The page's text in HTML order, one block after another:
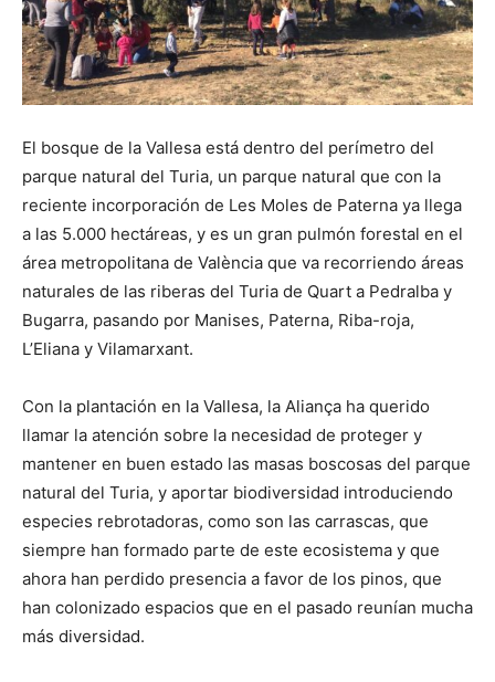
El bosque de la Vallesa está dentro del perímetro del
parque natural del Turia, un parque natural que con la
reciente incorporación de Les Moles de Paterna ya llega
a las 5.000 hectáreas, y es un gran pulmón forestal en el
área metropolitana de València que va recorriendo áreas
naturales de las riberas del Turia de Quart a Pedralba y
Bugarra, pasando por Manises, Paterna, Riba-roja,
L’Eliana y Vilamarxant.
Con la plantación en la Vallesa, la Aliança ha querido
llamar la atención sobre la necesidad de proteger y
mantener en buen estado las masas boscosas del parque
natural del Turia, y aportar biodiversidad introduciendo
especies rebrotadoras, como son las carrascas, que
siempre han formado parte de este ecosistema y que
ahora han perdido presencia a favor de los pinos, que
han colonizado espacios que en el pasado reunían mucha
más diversidad.